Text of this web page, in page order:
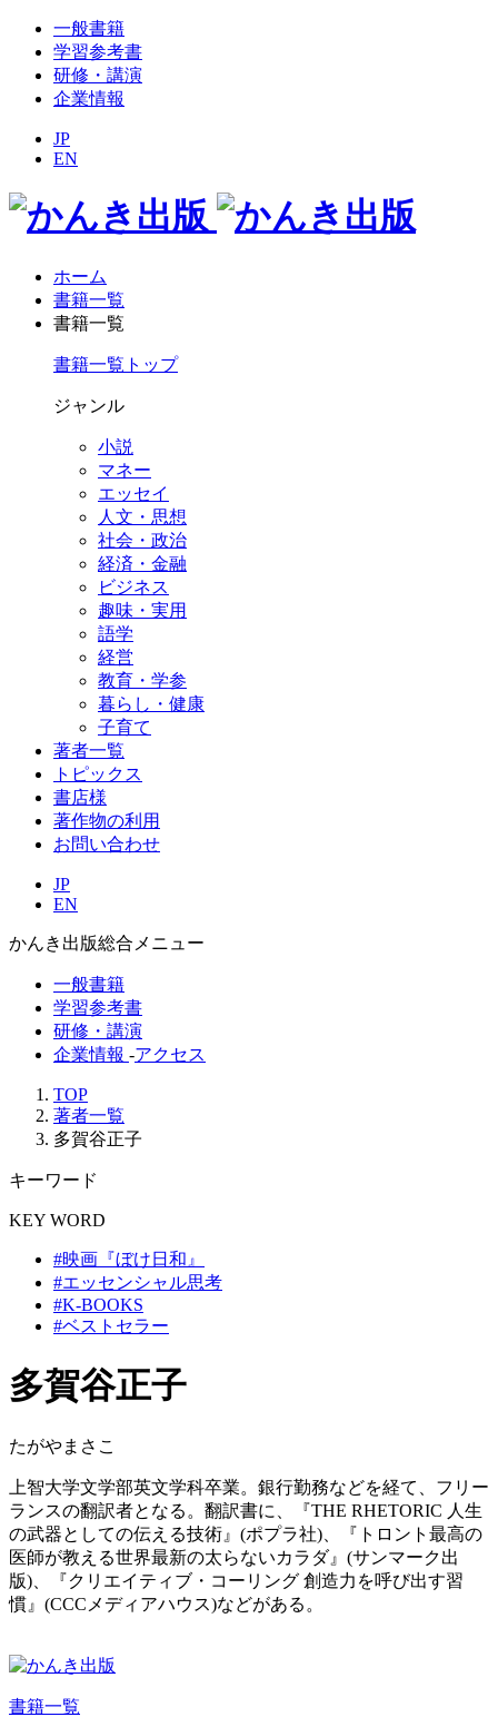
一般書籍
学習参考書
研修・講演
企業情報
JP
EN
ホーム
書籍一覧
書籍一覧
書籍一覧トップ
ジャンル
小説
マネー
エッセイ
人文・思想
社会・政治
経済・金融
ビジネス
趣味・実用
語学
経営
教育・学参
暮らし・健康
子育て
著者一覧
トピックス
書店様
著作物の利用
お問い合わせ
JP
EN
かんき出版総合メニュー
一般書籍
学習参考書
研修・講演
企業情報 -アクセス
TOP
著者一覧
多賀谷正子
キーワード
KEY WORD
#映画『ぼけ日和』
#エッセンシャル思考
#K-BOOKS
#ベストセラー
多賀谷正子
たがやまさこ
上智大学文学部英文学科卒業。銀行勤務などを経て、フリー
ランスの翻訳者となる。翻訳書に、『THE RHETORIC 人生
の武器としての伝える技術』(ポプラ社)、『トロント最高の
医師が教える世界最新の太らないカラダ』(サンマーク出
版)、『クリエイティブ・コーリング 創造力を呼び出す習
慣』(CCCメディアハウス)などがある。
書籍一覧